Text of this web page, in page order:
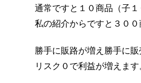
通常ですと１０商品（子１
私の紹介からですと３００
勝手に販路が増え勝手に販
リスク０で利益が増えます